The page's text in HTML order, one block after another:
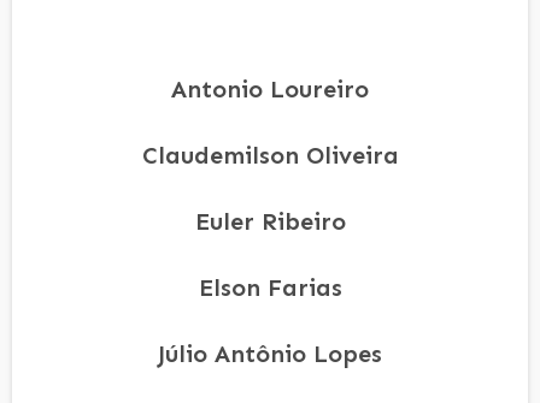
Antonio Loureiro
Claudemilson Oliveira
Euler Ribeiro
Elson Farias
Júlio Antônio Lopes